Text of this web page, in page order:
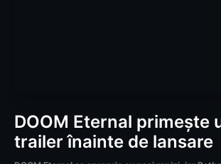
DOOM Eternal primește
trailer înainte de lansare